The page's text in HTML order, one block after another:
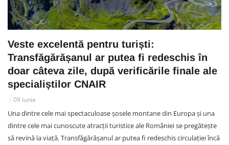
Veste excelentă pentru turiști:
Transfăgărășanul ar putea fi redeschis în
doar câteva zile, după verificările finale ale
specialiștilor CNAIR
09 Iunie
Una dintre cele mai spectaculoase șosele montane din Europa și una
dintre cele mai cunoscute atracții turistice ale României se pregătește
să revină la viață. Transfăgărășanul ar putea fi redeschis circulației încă